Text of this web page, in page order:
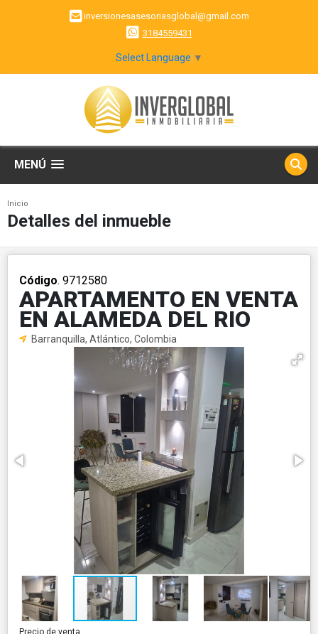
inversionesasesoriasglobal@gmail.com
3184559431
Select Language ▼
MENÚ
Inicio
Detalles del inmueble
Código. 9712580
APARTAMENTO EN VENTA
EN ALAMEDA DEL RIO
Barranquilla, Atlántico, Colombia
Precio de venta